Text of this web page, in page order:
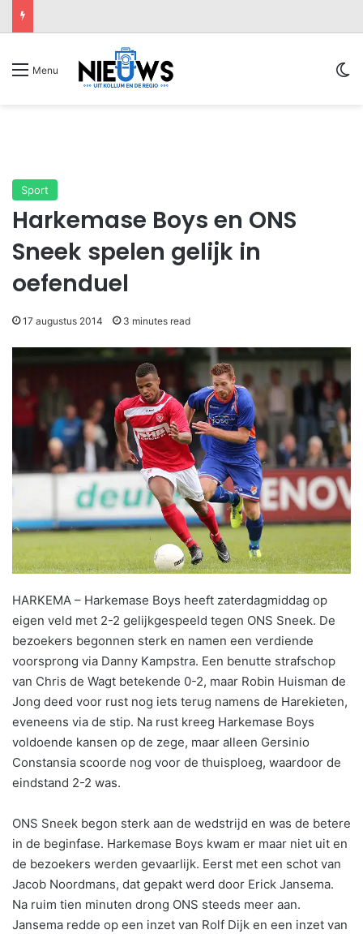
Menu
Sport
Harkemase Boys en ONS
Sneek spelen gelijk in
oefenduel
17 augustus 2014 3 minutes read
HARKEMA – Harkemase Boys heeft zaterdagmiddag op
eigen veld met 2-2 gelijkgespeeld tegen ONS Sneek. De
bezoekers begonnen sterk en namen een verdiende
voorsprong via Danny Kampstra. Een benutte strafschop
van Chris de Wagt betekende 0-2, maar Robin Huisman de
Jong deed voor rust nog iets terug namens de Harekieten,
eveneens via de stip. Na rust kreeg Harkemase Boys
voldoende kansen op de zege, maar alleen Gersinio
Constansia scoorde nog voor de thuisploeg, waardoor de
eindstand 2-2 was.
ONS Sneek begon sterk aan de wedstrijd en was de betere
in de beginfase. Harkemase Boys kwam er maar niet uit en
de bezoekers werden gevaarlijk. Eerst met een schot van
Jacob Noordmans, dat gepakt werd door Erick Jansema.
Na ruim tien minuten drong ONS steeds meer aan.
Jansema redde op een inzet van Rolf Dijk en een inzet van